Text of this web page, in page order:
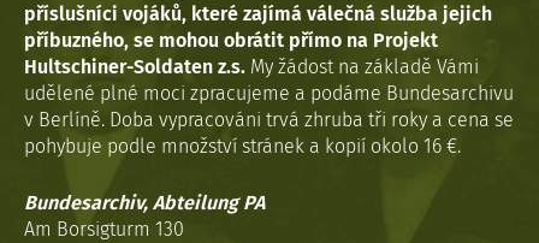
příslušníci vojáků, které zajímá válečná služba jejich
příbuzného, se mohou obrátit přímo na Projekt
Hultschiner-Soldaten z.s. My žádost na základě Vámi
udělené plné moci zpracujeme a podáme Bundesarchivu
v Berlíně. Doba vypracováni trvá zhruba tři roky a cena se
pohybuje podle množství stránek a kopií okolo 16 €.
Bundesarchiv, Abteilung PA
Am Borsigturm 130